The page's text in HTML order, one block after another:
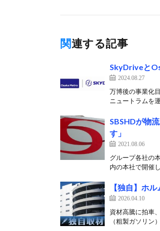
関連する記事
SkyDriveと
2024.08.27
万博後の事業化
ニュートラムを
SBSHDが物
す」
2021.08.06
グループ各社の
内の本社で開催
【独自】ホ
2026.04.10
資材高騰に拍車
（粗製ガソリン